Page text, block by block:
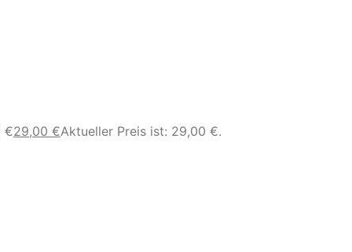
€29,00 €Aktueller Preis ist: 29,00 €.